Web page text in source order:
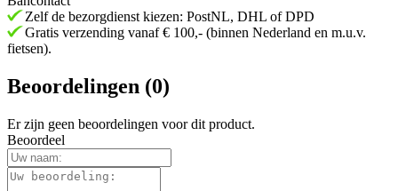
Zelf de bezorgdienst kiezen: PostNL, DHL of DPD
Gratis verzending vanaf € 100,- (binnen Nederland en m.u.v.
fietsen).
Beoordelingen (0)
Er zijn geen beoordelingen voor dit product.
Beoordeel